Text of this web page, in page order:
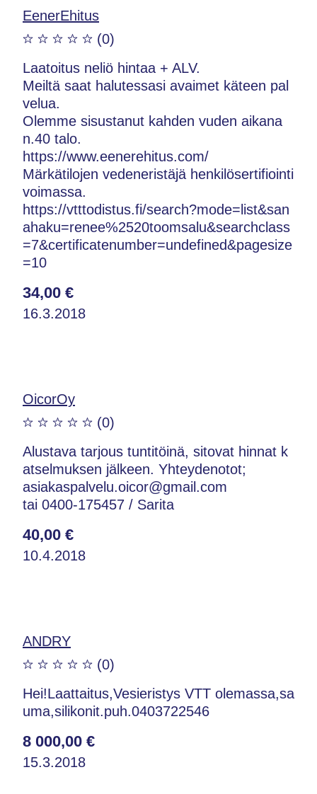
EenerEhitus
(0)
Laatoitus neliö hintaa + ALV.
Meiltä saat halutessasi avaimet käteen pal
velua.
Olemme sisustanut kahden vuden aikana
n.40 talo.
https://www.eenerehitus.com/
Märkätilojen vedeneristäjä henkilösertifiointi
voimassa.
https://vtttodistus.fi/search?mode=list&san
ahaku=renee%2520toomsalu&searchclass
=7&certificatenumber=undefined&pagesize
=10
34,00 €
16.3.2018
OicorOy
(0)
Alustava tarjous tuntitöinä, sitovat hinnat k
atselmuksen jälkeen. Yhteydenotot;
asiakaspalvelu.oicor@gmail.com
tai 0400-175457 / Sarita
40,00 €
10.4.2018
ANDRY
(0)
Hei!Laattaitus,Vesieristys VTT olemassa,sa
uma,silikonit.puh.0403722546
8 000,00 €
15.3.2018